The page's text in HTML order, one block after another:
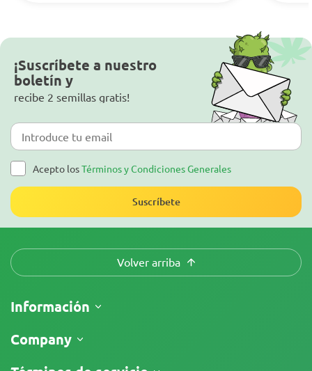
¡Suscríbete a nuestro
boletín y
recibe 2 semillas gratis!
Acepto losTérminos y Condiciones Generales
Suscríbete
Volver arriba
Información
Envíos
Company